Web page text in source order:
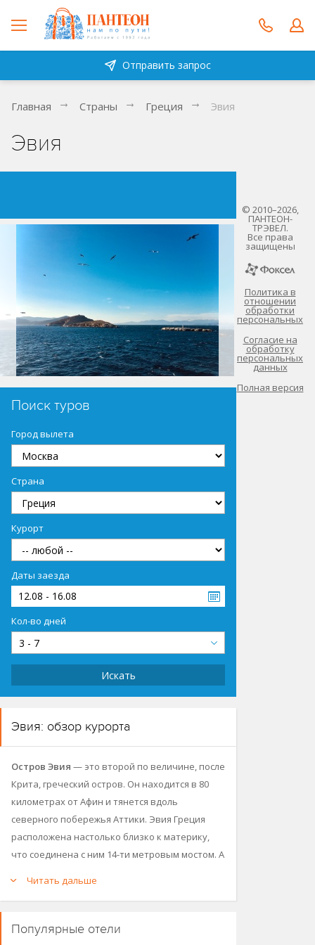
Отправить запрос
Главная Страны Греция Эвия
Эвия
Поиск туров
Город вылета
Страна
Курорт
Даты заезда
12.08 - 16.08
Кол-во дней
3 - 7
Искать
Эвия: обзор курорта
Остров Эвия — это второй по величине, после
Крита, греческий остров. Он находится в 80
километрах от Афин и тянется вдоль
северного побережья Аттики. Эвия Греция
расположена настолько близко к материку,
что соединена с ним 14-ти метровым мостом. А
этот мост, является достопримечательностью
скоростью, зачастую достигающей 8 миль в
Читать дальше
Популярные отели
© 2010–2026,
ПАНТЕОН-
ТРЭВЕЛ.
Все права
защищены
Политика в
отношении
обработки
персональных
Согласие на
обработку
персональных
данных
Полная версия